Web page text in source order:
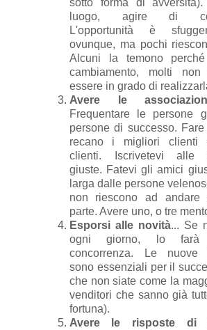
sotto forma di
luogo, agire di
L'opportunità è
ovunque, ma pochi
Alcuni la temono
cambiamento, molti
essere in grado di
Avere le
Frequentare le persone
persone di successo.
recano i migliori clienti
clienti. Iscrivetevi alle
giuste. Fatevi gli amici
larga dalle persone
non riescono ad andare
parte. Avere uno, o tre
Esporsi alle novità... Se
ogni giorno, lo farà
concorrenza. Le nuove
sono essenziali per il
che non siate come la
venditori che sanno già
fortuna).
Avere le risposte di